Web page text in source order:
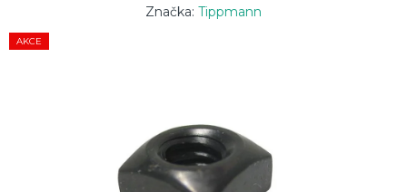
Značka: Tippmann
AKCE